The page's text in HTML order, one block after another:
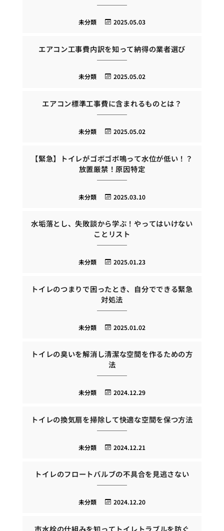
2025.05.03
未分類
エアコン工事費内訳を知って納得の業者選び
2025.05.02
未分類
エアコン標準工事費に含まれるものとは？
2025.05.02
未分類
【緊急】トイレがゴボゴボ鳴って水位が低い！？
放置厳禁！原因特定
2025.03.10
未分類
水垢落とし、失敗談から学ぶ！やってはいけない
ことリスト
2025.01.23
未分類
トイレのつまりで困ったとき、自分でできる緊急
対処法
2025.01.02
未分類
トイレの臭いを解消し清潔な空間を作るための方
法
2024.12.29
未分類
トイレの換気扇を掃除して快適な空間を保つ方法
2024.12.21
未分類
トイレのフロートバルブの不具合を見逃さない
2024.12.20
未分類
市水栓の仕組みを知ってトイレトラブルを防ぐ